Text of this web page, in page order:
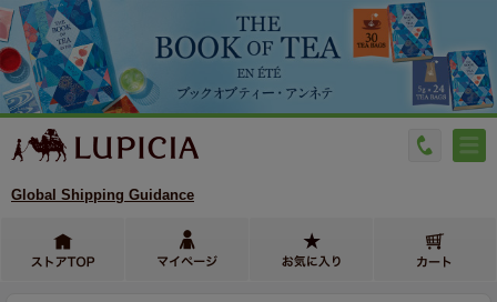
Global Shipping Guidance